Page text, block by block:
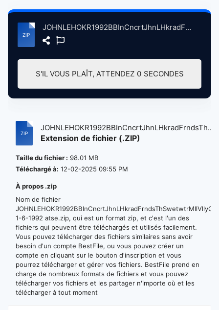
JOHNLEHOKR1992BBInCncrtJhnLHkradFrndsThSwetwtrMllVllyCA, 1-6-1992 atse.zip
S'IL VOUS PLAÎT, ATTENDEZ 0 SECONDES
JOHNLEHOKR1992BBInCncrtJhnLHkradFrndsTh...
Extension de fichier (.ZIP)
Taille du fichier : 98.01 MB
Téléchargé à: 12-02-2025 09:55 PM
À propos .zip
Nom de fichier
JOHNLEHOKR1992BBInCncrtJhnLHkradFrndsThSwetwtrMllVllyCA,
1-6-1992 atse.zip, qui est un format zip, et c'est l'un des
fichiers qui peuvent être téléchargés et utilisés facilement.
Vous pouvez télécharger des fichiers similaires sans avoir
besoin d'un compte BestFile, ou vous pouvez créer un
compte en cliquant sur le bouton d'inscription et vous
pourrez télécharger et gérer vos fichiers. BestFile prend en
charge de nombreux formats de fichiers et vous pouvez
télécharger vos fichiers et les partager n'importe où et les
télécharger à tout moment